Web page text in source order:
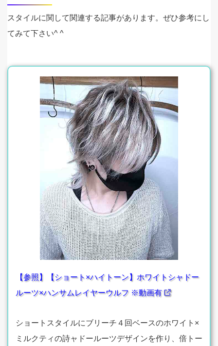
スタイルに関して関連する記事があります。ぜひ参考にし
てみて下さい^ ^
【参照】【ショート×ハイトーン】ホワイトシャドー
ルーツ×ハンサムレイヤーウルフ ※動画有
ショートスタイルにブリーチ４回ベースのホワイト×
ミルクティの詩ャドールーツデザインを作り、倍トー